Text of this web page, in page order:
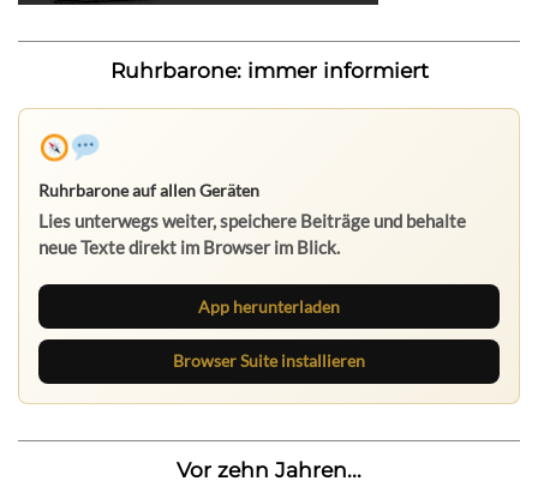
Ruhrbarone: immer informiert
Ruhrbarone auf allen Geräten
Lies unterwegs weiter, speichere Beiträge und behalte
neue Texte direkt im Browser im Blick.
App herunterladen
Browser Suite installieren
Vor zehn Jahren...